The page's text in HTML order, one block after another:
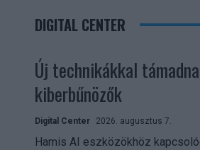
DIGITAL CENTER
Új technikákkal
kiberbűnözők
Digital Center 2026. augusztus 7.
Hamis AI eszközökhöz